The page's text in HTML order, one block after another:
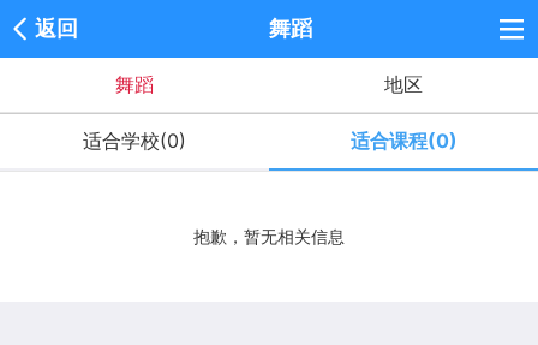
返回 舞蹈
舞蹈 地区
适合学校(0) 适合课程(0)
抱歉，暂无相关信息